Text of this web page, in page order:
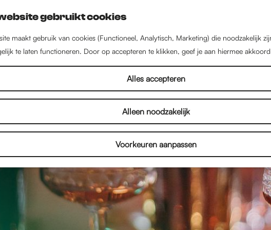
gebruikt cookies
maakt gebruik van cookies (Functioneel, Analytisch, Marketing) die noodzakelijk
te laten functioneren. Door op accepteren te klikken, geef je aan hiermee
Alles accepteren
Alleen noodzakelijk
Voorkeuren aanpassen